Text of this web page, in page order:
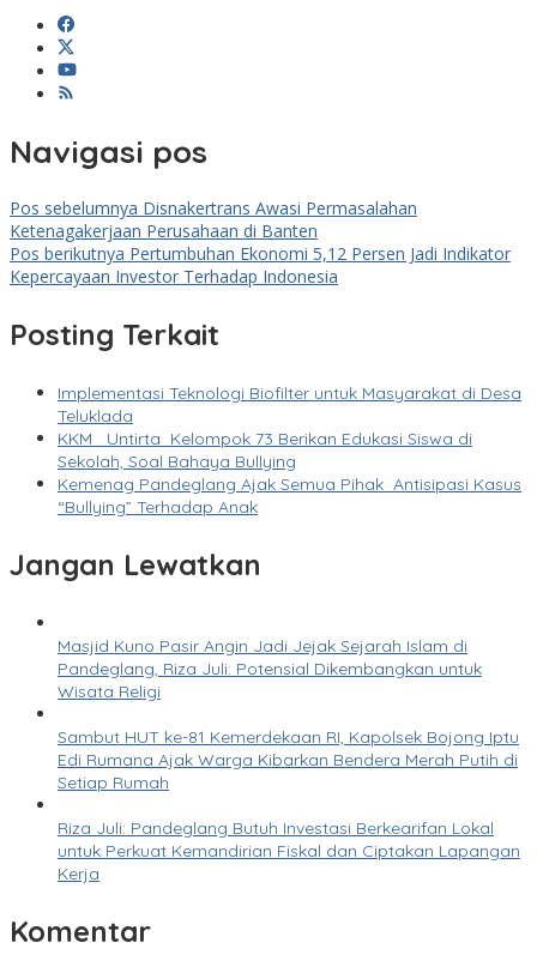
Navigasi pos
Pos sebelumnya Disnakertrans Awasi Permasalahan
Ketenagakerjaan Perusahaan di Banten
Pos berikutnya Pertumbuhan Ekonomi 5,12 Persen Jadi Indikator
Kepercayaan Investor Terhadap Indonesia
Posting Terkait
Implementasi Teknologi Biofilter untuk Masyarakat di Desa
Teluklada
KKM Untirta Kelompok 73 Berikan Edukasi Siswa di
Sekolah, Soal Bahaya Bullying
Kemenag Pandeglang Ajak Semua Pihak Antisipasi Kasus
“Bullying” Terhadap Anak
Jangan Lewatkan
Masjid Kuno Pasir Angin Jadi Jejak Sejarah Islam di
Pandeglang, Riza Juli: Potensial Dikembangkan untuk
Wisata Religi
Sambut HUT ke-81 Kemerdekaan RI, Kapolsek Bojong Iptu
Edi Rumana Ajak Warga Kibarkan Bendera Merah Putih di
Setiap Rumah
Riza Juli: Pandeglang Butuh Investasi Berkearifan Lokal
untuk Perkuat Kemandirian Fiskal dan Ciptakan Lapangan
Kerja
Komentar